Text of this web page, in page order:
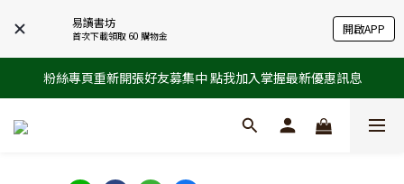
易讀書坊
首次下載領取 60 購物金 開啟APP
粉絲專頁重新開張好友募集中 點我加入掌握最新優惠訊息